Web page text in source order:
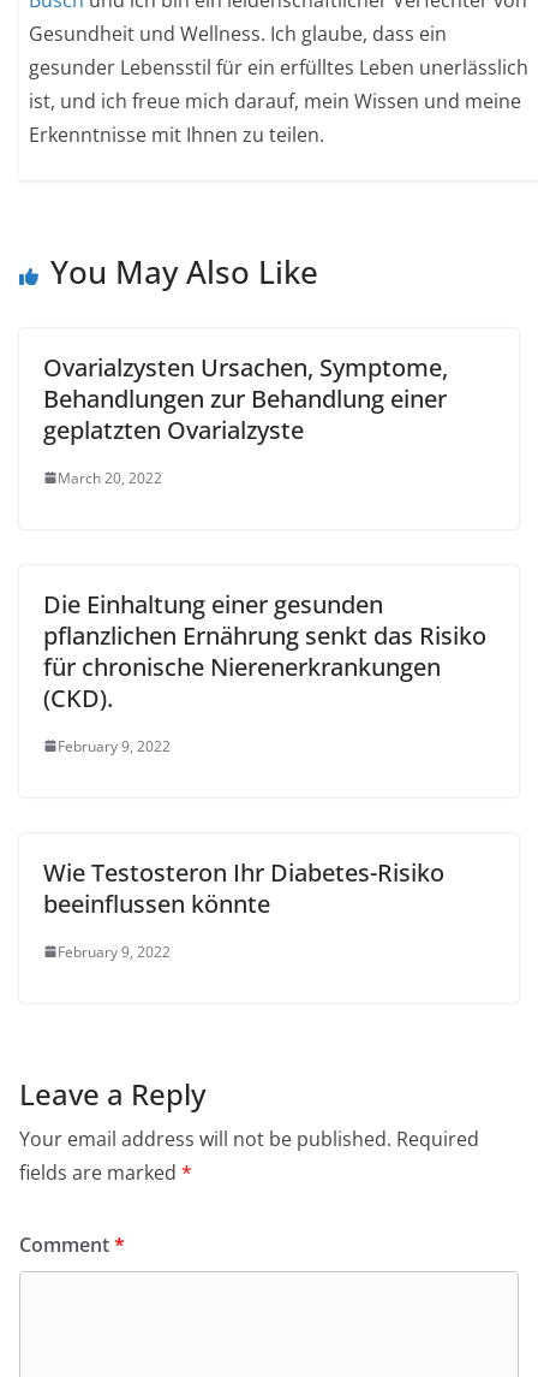
Gesundheit und Wellness. Ich glaube, dass ein
gesunder Lebensstil für ein erfülltes Leben unerlässlich
ist, und ich freue mich darauf, mein Wissen und meine
Erkenntnisse mit Ihnen zu teilen.
You May Also Like
Ovarialzysten Ursachen, Symptome,
Behandlungen zur Behandlung einer
geplatzten Ovarialzyste
March 20, 2022
Die Einhaltung einer gesunden
pflanzlichen Ernährung senkt das Risiko
für chronische Nierenerkrankungen
(CKD).
February 9, 2022
Wie Testosteron Ihr Diabetes-Risiko
beeinflussen könnte
February 9, 2022
Leave a Reply
Your email address will not be published. Required
fields are marked *
Comment*